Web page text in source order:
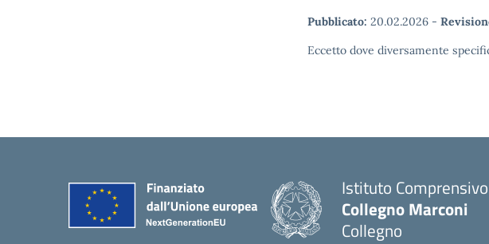
Pubblicato: 20.02.2026 -
Eccetto dove diversamente
Istituto
Collegno Marconi
Collegno